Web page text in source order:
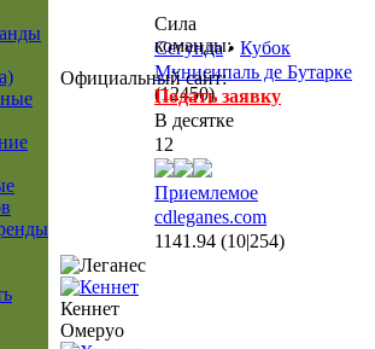
Официальный сайт:
Сила
команды:
Сегунда• Кубок
Мунисипаль де Бутарке
(12450)
Подать заявку
В десятке
12
Приемлемое
cdleganes.com
1141.94 (10|254)
Кеннет
Омеруо